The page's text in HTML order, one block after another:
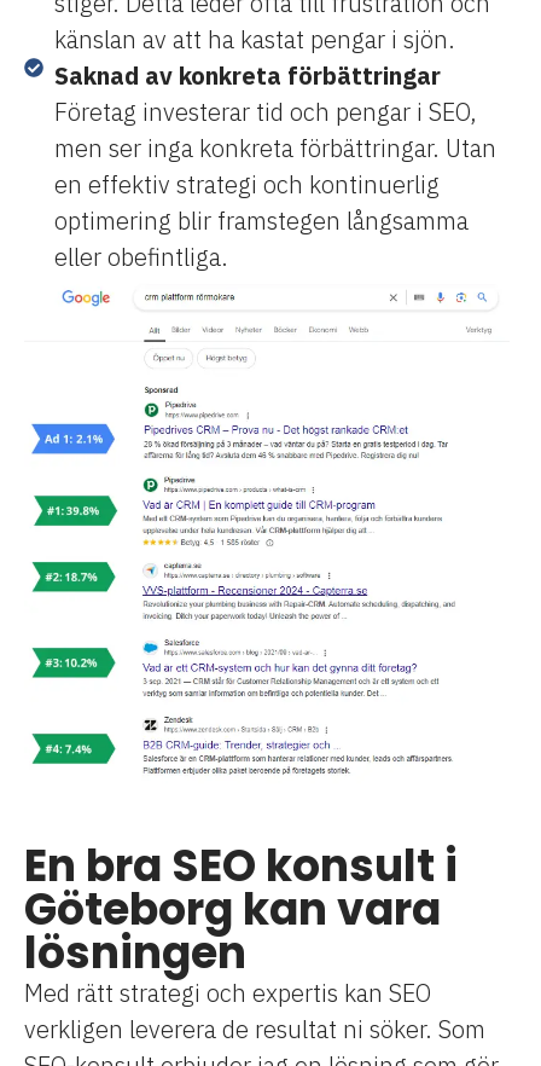
känslan av att ha kastat pengar i sjön.
Saknad av konkreta förbättringar
Företag investerar tid och pengar i SEO,
men ser inga konkreta förbättringar. Utan
en effektiv strategi och kontinuerlig
optimering blir framstegen långsamma
eller obefintliga.
En bra SEO konsult i
Göteborg kan vara
lösningen
Med rätt strategi och expertis kan SEO
verkligen leverera de resultat ni söker. Som